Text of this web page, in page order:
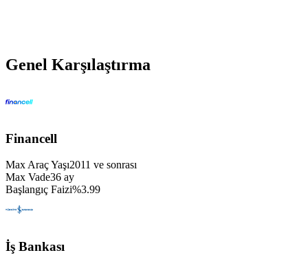
Genel Karşılaştırma
Financell
Max Araç Yaşı2011 ve sonrası
Max Vade36 ay
Başlangıç Faizi%3.99
İş Bankası